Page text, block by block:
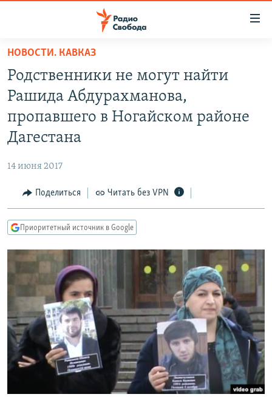
упрощенного
доступа
Вернуться
основному
содержанию
навигации
Вернутся
ПОДКАСТЫ
АВТОРСКИЕ ПРОЕКТЫ
ЦИТАТЫ СВОБОДЫ
IDEL.РЕАЛИИ
КАВКАЗ.РЕАЛИИ
СИБИРЬ.РЕАЛИИ
РАСПИСАНИЕ ВЕЩАНИЯ
ПОДПИШИТЕСЬ НА РАССЫЛКУ
СОЦИАЛЬНЫЕ СЕТИ
НОВОСТИ. КАВКАЗ
Родственники не могут найти
Рашида Абдурахманова,
пропавшего в Ногайском районе
Дагестана
14 июня 2017
Поделиться Читать без VPN
Приоритетный источник в Google